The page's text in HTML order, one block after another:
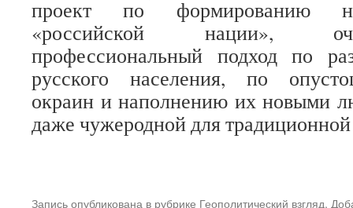
проект по формированию
«российской нации»,
профессиональный подход по
русского населения, по
окраин и наполнению их новыми
даже чужеродной для
Запись опубликована в рубрике Геополитический взгляд.